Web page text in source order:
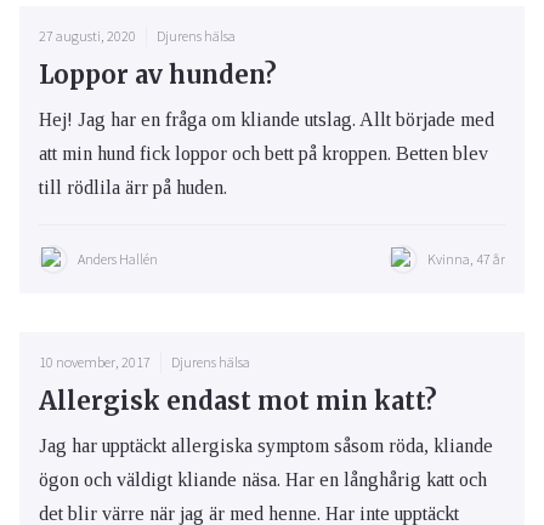
27 augusti, 2020 Djurens hälsa
Loppor av hunden?
Hej! Jag har en fråga om kliande utslag. Allt började med
att min hund fick loppor och bett på kroppen. Betten blev
till rödlila ärr på huden.
Anders Hallén Kvinna, 47 år
10 november, 2017 Djurens hälsa
Allergisk endast mot min katt?
Jag har upptäckt allergiska symptom såsom röda, kliande
ögon och väldigt kliande näsa. Har en långhårig katt och
det blir värre när jag är med henne. Har inte upptäckt